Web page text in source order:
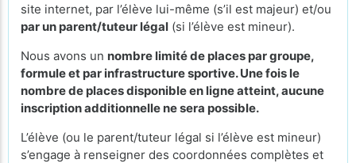
site internet, par l’élève lui-même (s’il est majeur) et/ou
par un parent/tuteur légal (si l’élève est mineur).
Nous avons un nombre limité de places par groupe,
formule et par infrastructure sportive. Une fois le
nombre de places disponible en ligne atteint, aucune
inscription additionnelle ne sera possible.
L’élève (ou le parent/tuteur légal si l’élève est mineur)
s’engage à renseigner des coordonnées complètes et